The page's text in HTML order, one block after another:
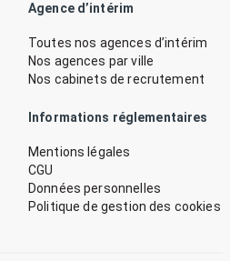
Agence d’intérim
Toutes nos agences d’intérim
Nos agences par ville
Nos cabinets de recrutement
Informations réglementaires
Mentions légales
CGU
Données personnelles
Politique de gestion des cookies